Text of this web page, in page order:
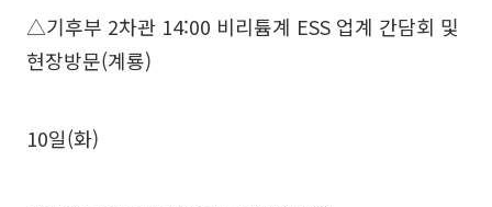
△기후부 2차관 14:00 비리튬계 ESS 업계 간담회 및
현장방문(계룡)
10일(화)